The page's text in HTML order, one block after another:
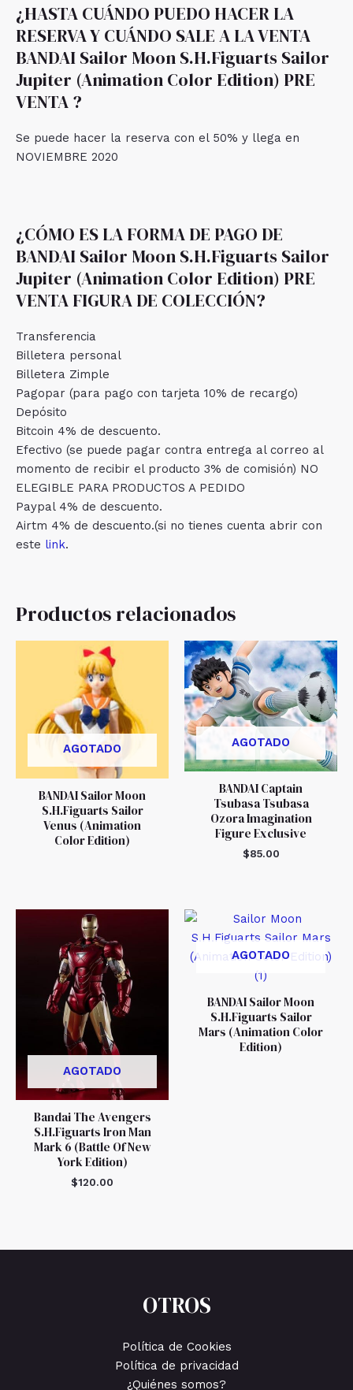
¿HASTA CUÁNDO PUEDO HACER LA
RESERVA Y CUÁNDO SALE A LA VENTA
BANDAI Sailor Moon S.H.Figuarts Sailor
Jupiter (Animation Color Edition) PRE
VENTA ?
Se puede hacer la reserva con el 50% y llega en
NOVIEMBRE 2020
¿CÓMO ES LA FORMA DE PAGO DE
BANDAI Sailor Moon S.H.Figuarts Sailor
Jupiter (Animation Color Edition) PRE
VENTA FIGURA DE COLECCIÓN?
Transferencia
Billetera personal
Billetera Zimple
Pagopar (para pago con tarjeta 10% de recargo)
Depósito
Bitcoin 4% de descuento.
Efectivo (se puede pagar contra entrega al correo al
momento de recibir el producto 3% de comisión) NO
ELEGIBLE PARA PRODUCTOS A PEDIDO
Paypal 4% de descuento.
Airtm 4% de descuento.(si no tienes cuenta abrir con
este link.
Productos relacionados
AGOTADO
BANDAI Sailor Moon
S.H.Figuarts Sailor
Venus (Animation
Color Edition)
AGOTADO
BANDAI Captain
Tsubasa Tsubasa
Ozora Imagination
Figure Exclusive
$85.00
AGOTADO
Bandai The Avengers
S.H.Figuarts Iron Man
Mark 6 (Battle Of New
York Edition)
$120.00
AGOTADO
BANDAI Sailor Moon
S.H.Figuarts Sailor
Mars (Animation Color
Edition)
OTROS
Política de Cookies
Política de privacidad
¿Quiénes somos?